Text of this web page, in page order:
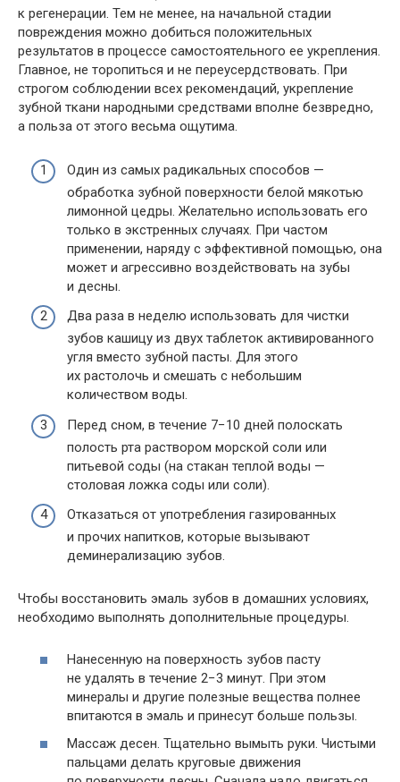
к регенерации. Тем не менее, на начальной стадии
повреждения можно добиться положительных
результатов в процессе самостоятельного ее укрепления.
Главное, не торопиться и не переусердствовать. При
строгом соблюдении всех рекомендаций, укрепление
зубной ткани народными средствами вполне безвредно,
а польза от этого весьма ощутима.
Один из самых радикальных способов —
обработка зубной поверхности белой мякотью
лимонной цедры. Желательно использовать его
только в экстренных случаях. При частом
применении, наряду с эффективной помощью, она
может и агрессивно воздействовать на зубы
и десны.
Два раза в неделю использовать для чистки
зубов кашицу из двух таблеток активированного
угля вместо зубной пасты. Для этого
их растолочь и смешать с небольшим
количеством воды.
Перед сном, в течение 7−10 дней полоскать
полость рта раствором морской соли или
питьевой соды (на стакан теплой воды —
столовая ложка соды или соли).
Отказаться от употребления газированных
и прочих напитков, которые вызывают
деминерализацию зубов.
Чтобы восстановить эмаль зубов в домашних условиях,
необходимо выполнять дополнительные процедуры.
Нанесенную на поверхность зубов пасту
не удалять в течение 2−3 минут. При этом
минералы и другие полезные вещества полнее
впитаются в эмаль и принесут больше пользы.
Массаж десен. Тщательно вымыть руки. Чистыми
пальцами делать круговые движения